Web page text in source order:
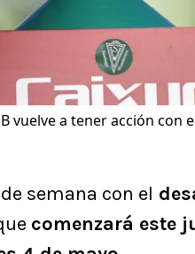
B vuelve a tener acción con
semana con el
comenzará este